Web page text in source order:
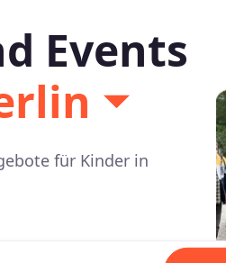
Events
für Kinder in